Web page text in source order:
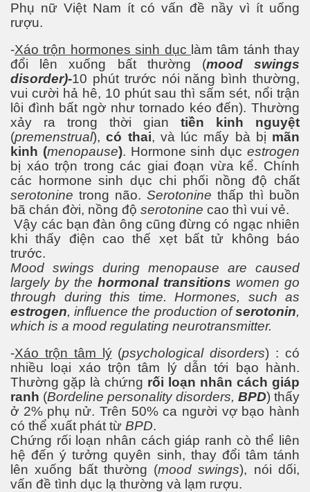
Phụ nữ Việt Nam ít có vấn đề nầy vì ít uống
rượu.
-Xáo trộn hormones sinh dục làm tâm tánh thay
đổi lên xuống bất thường (mood swings
disorder)-10 phút trước nói năng bình thường,
vui cười hả hê, 10 phút sau thì sấm sét, nổi trận
lôi đình bất ngờ như tornado kéo đến). Thường
xảy ra trong thời gian tiền kinh nguyệt
(premenstrual),có thai, và lúc mấy bà bị mãn
kinh (menopause). Hormone sinh dụcestrogen
bị xáo trộn trong các giai đoạn vừa kể. Chính
các hormone sinh dục chi phối nồng độ chất
serotonine trong não. Serotonine thấp thì buồn
bã chán đời, nồng độ serotonine cao thì vui vẻ.
Vậy các bạn đàn ông cũng đừng có ngạc nhiên
khi thấy điện cao thế xẹt bất tử không báo
trước.
Mood swings during menopause are caused
largely by the hormonal transitions women go
through during this time. Hormones, such as
estrogen, influence the production ofserotonin,
which is a mood regulating neurotransmitter.
-Xáo trộn tâm lý(psychological disorders) : có
nhiều loại xáo trộn tâm lý dẫn tới bạo hành.
Thường gặp là chứng rối loạn nhân cách giáp
ranh (Bordeline personality disorders, BPD) thấy
ở 2% phụ nử. Trên 50% ca người vợ bạo hành
có thể xuất phát từ BPD.
Chứng rối loạn nhân cách giáp ranh cò thể liên
hệ đến ý tưởng quyên sinh, thay đổi tâm tánh
lên xuống bất thường (mood swings), nói dối,
vấn đề tình dục lạ thường và lạm rượu.
do thất mùa
- Mông
thế giới, một ảo tưởng